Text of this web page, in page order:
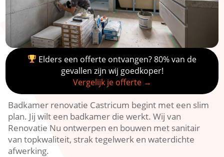
Elders een offerte ontvangen? 80% van de
gevallen zijn wij goedkoper!
Vergelijk je offerte →
Badkamer renovatie Castricum begint met een slim
plan.​ Jij wilt een badkamer die werkt.​ Wij van
Renovatie Nu ontwerpen en bouwen met sanitair
van topkwaliteit, strak tegelwerk en waterdichte
afwerking.​